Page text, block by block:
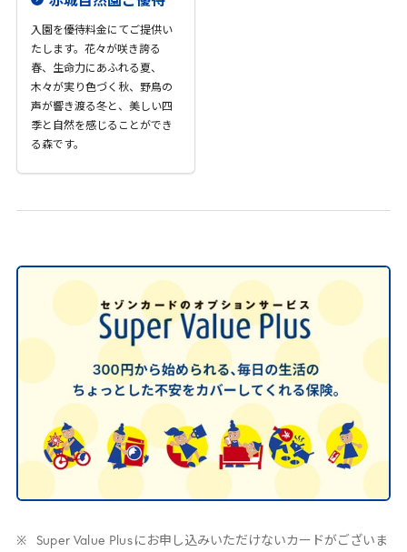
入園を優待料金にてご提供い
たします。花々が咲き誇る
春、生命力にあふれる夏、
木々が実り色づく秋、野鳥の
声が響き渡る冬と、美しい四
季と自然を感じることができ
る森です。
Super Value Plus にお申し込みいただけないカードがございま